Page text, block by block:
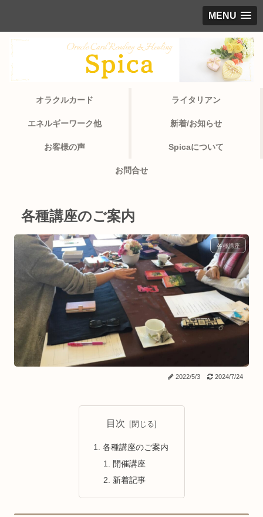
MENU
オラクルカード ライタリアン
エネルギーワーク他 新着/お知らせ
お客様の声 Spicaについて
お問合せ
各種講座のご案内
各種講座
2022/5/3 2024/7/24
目次
各種講座のご案内
開催講座
新着記事